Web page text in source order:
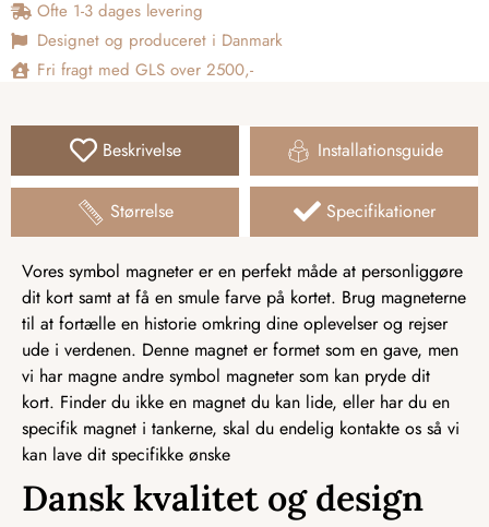
Ofte 1-3 dages levering
Designet og produceret i Danmark
Fri fragt med GLS over 2500,-
Beskrivelse
Størrelse
Installationsguide
Specifikationer
Vores symbol magneter er en perfekt måde at personliggøre
dit kort samt at få en smule farve på kortet. Brug magneterne
til at fortælle en historie omkring dine oplevelser og rejser
ude i verdenen. Denne magnet er formet som en gave, men
vi har magne andre symbol magneter som kan pryde dit
kort. Finder du ikke en magnet du kan lide, eller har du en
specifik magnet i tankerne, skal du endelig kontakte os så vi
kan lave dit specifikke ønske
Dansk kvalitet og design